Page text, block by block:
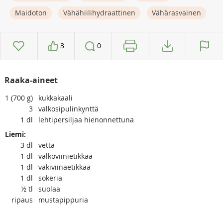
Maidoton
Vähähiilihydraattinen Vähärasvainen
3 0
Raaka-aineet
1 (700 g)
kukkakaali
3 valkosipulinkynttä
1 dl
lehtipersiljaa hienonnettuna
Liemi:
3 dl
vettä
1 dl
valkoviinietikkaa
1 dl
väkiviinaetikkaa
1 dl
sokeria
½ tl
suolaa
ripaus
mustapippuria